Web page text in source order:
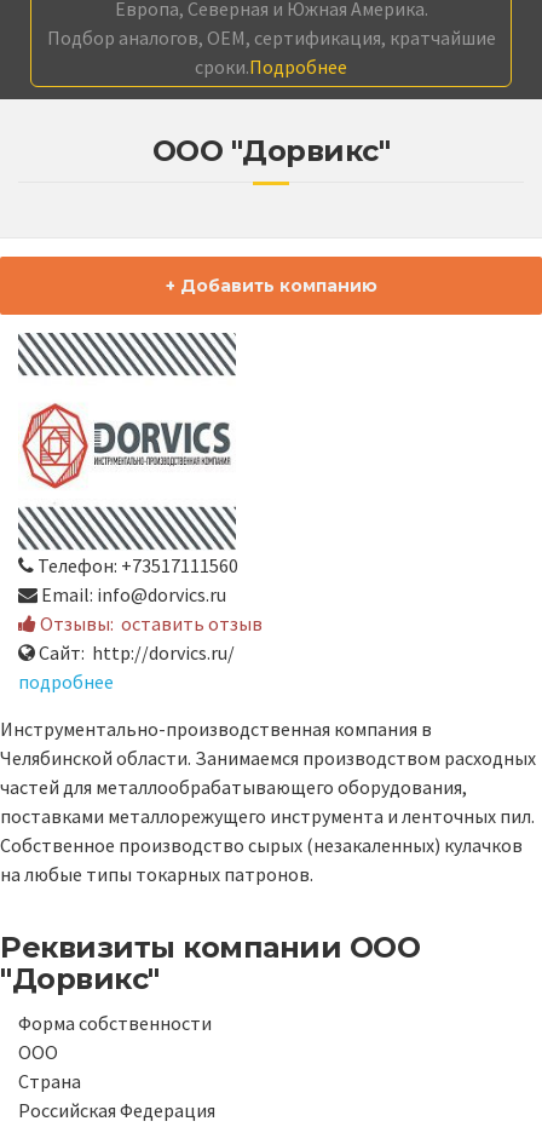
Европа, Северная и Южная Америка.
Подбор аналогов, OEM, сертификация, кратчайшие
сроки.Подробнее
ООО "Дорвикс"
+ Добавить компанию
Телефон: +73517111560
Email: info@dorvics.ru
Отзывы: оставить отзыв
Сайт: http://dorvics.ru/
подробнее
Инструментально-производственная компания в
Челябинской области. Занимаемся производством расходных
частей для металлообрабатывающего оборудования,
поставками металлорежущего инструмента и ленточных пил.
Собственное производство сырых (незакаленных) кулачков
на любые типы токарных патронов.
Реквизиты компании ООО
"Дорвикс"
Форма собственности
ООО
Страна
Российская Федерация